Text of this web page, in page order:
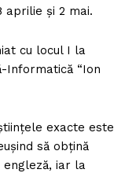
aprilie și 2 mai.
cu locul I la
Informatică “Ion
exacte este
să obțină
iar la